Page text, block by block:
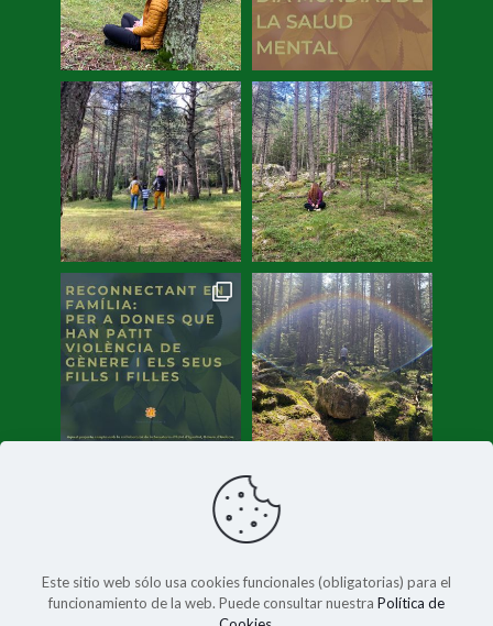
Síguenos en Instagram
Este sitio web sólo usa cookies funcionales (obligatorias) para el
funcionamiento de la web. Puede consultar nuestra Política de